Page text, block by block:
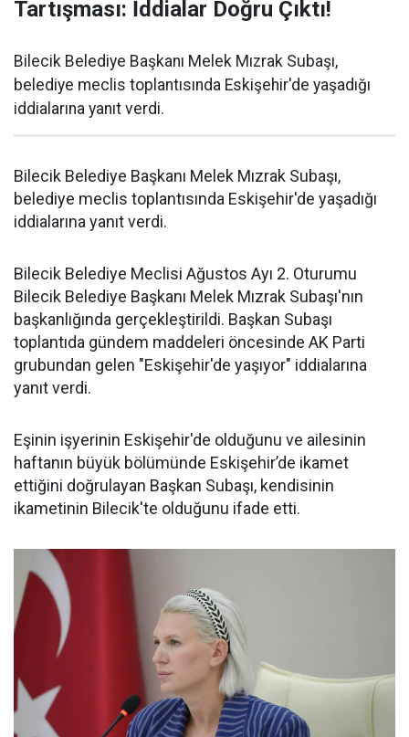
Tartışması: İddialar Doğru Çıktı!
Bilecik Belediye Başkanı Melek Mızrak Subaşı,
belediye meclis toplantısında Eskişehir'de yaşadığı
iddialarına yanıt verdi.
Bilecik Belediye Başkanı Melek Mızrak Subaşı,
belediye meclis toplantısında Eskişehir'de yaşadığı
iddialarına yanıt verdi.
Bilecik Belediye Meclisi Ağustos Ayı 2. Oturumu
Bilecik Belediye Başkanı Melek Mızrak Subaşı'nın
başkanlığında gerçekleştirildi. Başkan Subaşı
toplantıda gündem maddeleri öncesinde AK Parti
grubundan gelen "Eskişehir'de yaşıyor" iddialarına
yanıt verdi.
Eşinin işyerinin Eskişehir'de olduğunu ve ailesinin
haftanın büyük bölümünde Eskişehir’de ikamet
ettiğini doğrulayan Başkan Subaşı, kendisinin
ikametinin Bilecik'te olduğunu ifade etti.